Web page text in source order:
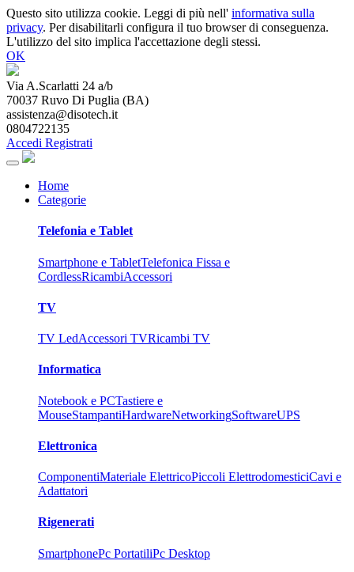
Questo sito utilizza cookie. Leggi di più nell' informativa sulla
privacy. Per disabilitarli configura il tuo browser di conseguenza.
L'utilizzo del sito implica l'accettazione degli stessi.
OK
Via A.Scarlatti 24 a/b
70037 Ruvo Di Puglia (BA)
assistenza@disotech.it
0804722135
Accedi Registrati
Home
Categorie
Telefonia e Tablet
Smartphone e TabletTelefonica Fissa e
CordlessRicambiAccessori
TV
TV LedAccessori TVRicambi TV
Informatica
Notebook e PCTastiere e
MouseStampantiHardwareNetworkingSoftwareUPS
Elettronica
ComponentiMateriale ElettricoPiccoli ElettrodomesticiCavi e
Adattatori
Rigenerati
SmartphonePc PortatiliPc Desktop